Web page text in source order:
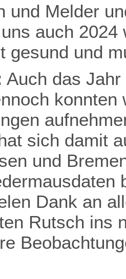
und Melder
auch 2024
gesund und
Auch das
sich damit
und
Dank an
Rutsch ins